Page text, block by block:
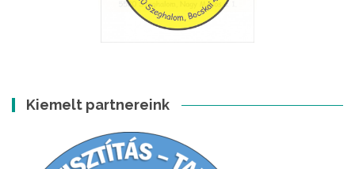
Kiemelt partnereink